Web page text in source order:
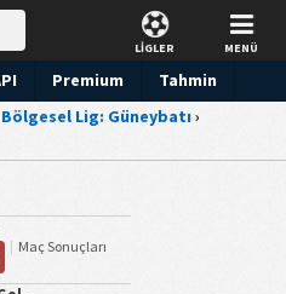
LİGLER MENÜ
Premium
Tahmin
Bölgesel Lig: Güneybatı›
Maç Sonuçları